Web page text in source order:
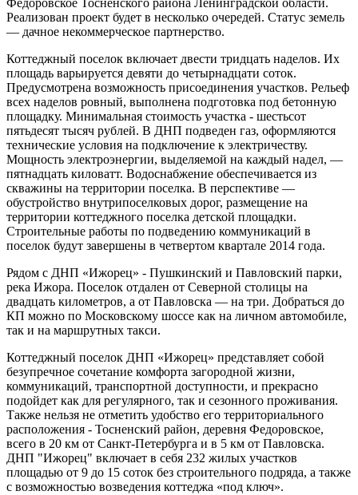
Федоровское Тосненского района Ленинградской области.
Реализован проект будет в несколько очередей. Статус земель
— дачное некоммерческое партнерство.
Коттеджный поселок включает двести тридцать наделов. Их
площадь варьируется девяти до четырнадцати соток.
Предусмотрена возможность присоединения участков. Рельеф
всех наделов ровный, выполнена подготовка под бетонную
площадку. Минимальная стоимость участка - шестьсот
пятьдесят тысяч рублей. В ДНП подведен газ, оформляются
технические условия на подключение к электричеству.
Мощность электроэнергии, выделяемой на каждый надел, —
пятнадцать киловатт. Водоснабжение обеспечивается из
скважины на территории поселка. В перспективе —
обустройство внутрипоселковых дорог, размещение на
территории коттеджного поселка детской площадки.
Строительные работы по подведению коммуникаций в
поселок будут завершены в четвертом квартале 2014 года.
Рядом с ДНП «Ижорец» - Пушкинский и Павловский парки,
река Ижора. Поселок отдален от Северной столицы на
двадцать километров, а от Павловска — на три. Добраться до
КП можно по Московскому шоссе как на личном автомобиле,
так и на маршрутных такси.
Коттеджный поселок ДНП «Ижорец» представляет собой
безупречное сочетание комфорта загородной жизни,
коммуникаций, транспортной доступности, и прекрасно
подойдет как для регулярного, так и сезонного проживания.
Также нельзя не отметить удобство его территориального
расположения - Тосненский район, деревня Федоровское,
всего в 20 км от Санкт-Петербурга и в 5 км от Павловска.
ДНП "Ижорец" включает в себя 232 жилых участков
площадью от 9 до 15 соток без строительного подряда, а также
с возможностью возведения коттеджа «под ключ».